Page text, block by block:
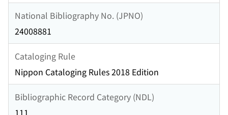
National Bibliography No. (JPNO)
24008881
Cataloging Rule
Nippon Cataloging Rules 2018 Edition
Bibliographic Record Category (NDL)
111